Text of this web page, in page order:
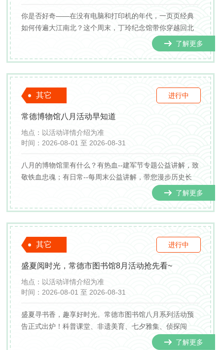
你是否好奇——在没有电脑和打印机的年代，一页页经典
如何传遍大江南北？这个周末，丁玲纪念馆带你穿越回北
宋，拜入毕昇门下，亲手体验活字印刷术的神奇魔力！亲
手捡字、排版、刷墨、拓印，让千年智慧在指尖“活”起来！
了解更多
进行中
其它
常德博物馆八月活动早知道
地点： 以活动详情介绍为准
时间： 2026-08-01 至 2026-08-31
八月的博物馆里有什么？有热血--建军节专题公益讲解，致
敬铁血忠魂；有日常--每周末公益讲解，带您漫步历史长
廊；有趣味--文物拼图，让散落的历史重新聚合；有风雅--
非遗漆扇，一半人为一半天成，每一把都是孤品；有神秘--
兽面雕刻，刻画千年之前的图腾威严；有力量--石钺钻孔...
了解更多
进行中
其它
盛夏阅时光，常德市图书馆8月活动抢先看~
地点： 以活动详情介绍为准
时间： 2026-08-01 至 2026-08-31
盛夏寻书香，趣享好时光。常德市图书馆八月系列活动预
告正式出炉！科普课堂、非遗美育、七夕雅集、侦探闯
关、暑期研学精彩上线，覆盖亲子家庭与青年读者，快来
了解更多